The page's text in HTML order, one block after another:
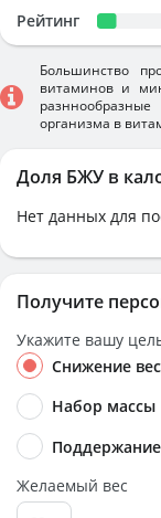
Рейтинг
Большинство
витаминов и
организма в
Доля БЖУ в
Нет данных для
Получите
Укажите вашу
Снижение
Набор массы
Поддержание
Желаемый вес